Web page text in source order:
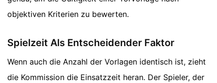
objektiven Kriterien zu bewerten.
Spielzeit Als Entscheidender Faktor
Wenn auch die Anzahl der Vorlagen identisch ist, zieht
die Kommission die Einsatzzeit heran. Der Spieler, der